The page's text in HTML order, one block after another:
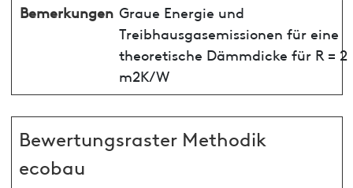
Bemerkungen Graue Energie und
Treibhausgasemissionen für eine
theoretische Dämmdicke für R = 2
m2K/W
Bewertungsraster Methodik
ecobau